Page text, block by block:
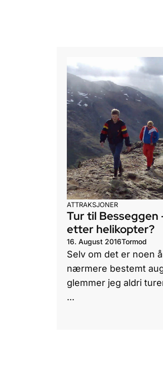
ATTRAKSJONER
Tur til Besseggen
etter helikopter?
16. August 2016Tormod
Selv om det er noen
nærmere bestemt
glemmer jeg aldri
...